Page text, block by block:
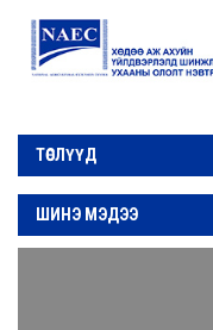
ТӨСЛҮҮД
ШИНЭ МЭДЭЭ